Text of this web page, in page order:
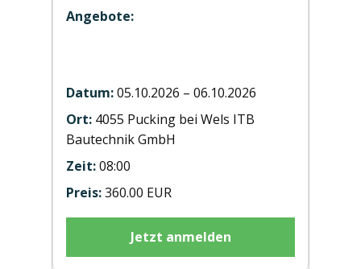
05.10.2026 – 06.10.2026
4055 Pucking bei Wels ITB
Bautechnik GmbH
08:00
360.00 EUR
Jetzt anmelden